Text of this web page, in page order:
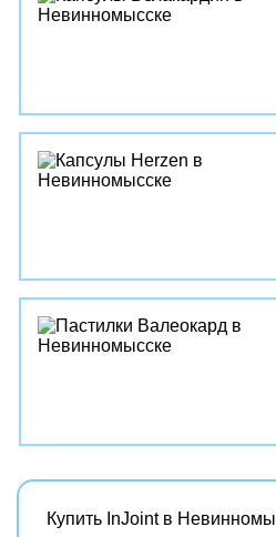
Купить InJoint в